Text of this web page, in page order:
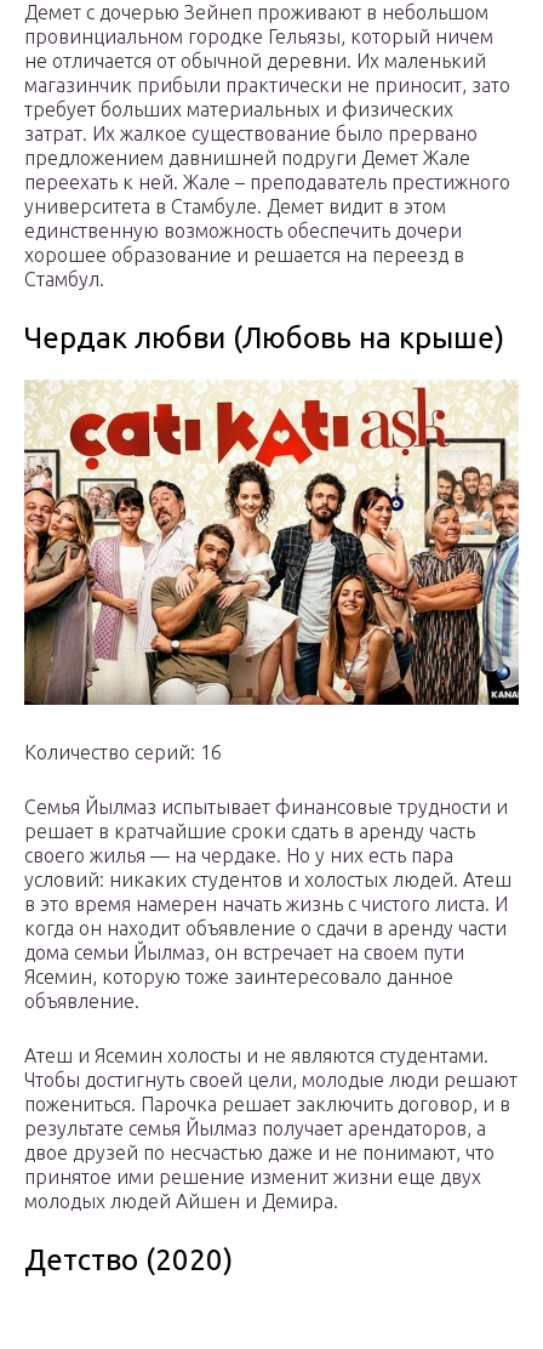
Демет с дочерью Зейнеп проживают в небольшом
провинциальном городке Гельязы, который ничем
не отличается от обычной деревни. Их маленький
магазинчик прибыли практически не приносит, зато
требует больших материальных и физических
затрат. Их жалкое существование было прервано
предложением давнишней подруги Демет Жале
переехать к ней. Жале – преподаватель престижного
университета в Стамбуле. Демет видит в этом
единственную возможность обеспечить дочери
хорошее образование и решается на переезд в
Стамбул.
Чердак любви (Любовь на крыше)
Количество серий: 16
Семья Йылмаз испытывает финансовые трудности и
решает в кратчайшие сроки сдать в аренду часть
своего жилья — на чердаке. Но у них есть пара
условий: никаких студентов и холостых людей. Атеш
в это время намерен начать жизнь с чистого листа. И
когда он находит объявление о сдачи в аренду части
дома семьи Йылмаз, он встречает на своем пути
Ясемин, которую тоже заинтересовало данное
объявление.
Атеш и Ясемин холосты и не являются студентами.
Чтобы достигнуть своей цели, молодые люди решают
пожениться. Парочка решает заключить договор, и в
результате семья Йылмаз получает арендаторов, а
двое друзей по несчастью даже и не понимают, что
принятое ими решение изменит жизни еще двух
молодых людей Айшен и Демира.
Детство (2020)